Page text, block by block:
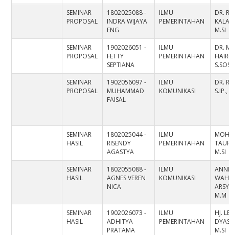
SEMINAR
PROPOSAL
1802025088 -
INDRA WIJAYA
ENG
ILMU
PEMERINTAHAN
DR.
M.SI
SEMINAR
PROPOSAL
1902026051 -
FETTY
SEPTIANA
ILMU
PEMERINTAHAN
DR.
SEMINAR
PROPOSAL
1902056097 -
MUHAMMAD
FAISAL
ILMU
KOMUNIKASI
DR.
SEMINAR
HASIL
1802025044 -
RISENDY
AGASTYA
ILMU
PEMERINTAHAN
M.SI
SEMINAR
HASIL
1802055088 -
AGNES VEREN
NICA
ILMU
KOMUNIKASI
M.M
SEMINAR
HASIL
1902026073 -
ADHITYA
PRATAMA
ILMU
PEMERINTAHAN
HJ.
M.SI